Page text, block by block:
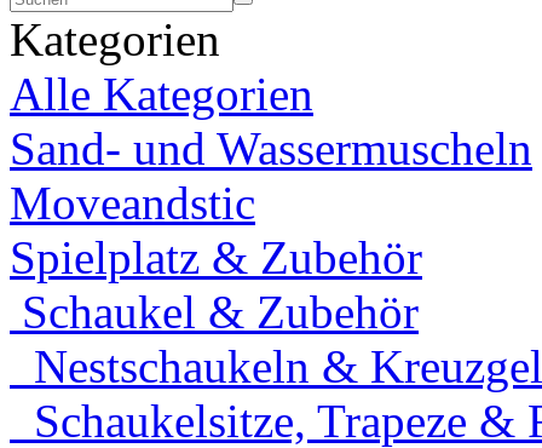
Kategorien
Alle Kategorien
Sand- und Wassermuscheln
Moveandstic
Spielplatz & Zubehör
Schaukel & Zubehör
Nestschaukeln &
Schaukelsitze, Trapeze &